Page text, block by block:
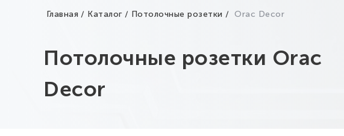
Главная Каталог Потолочные розетки Orac Decor
Потолочные розетки Orac
Decor